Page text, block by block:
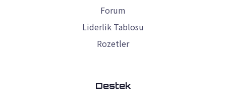
Forum
Liderlik Tablosu
Rozetler
Destek